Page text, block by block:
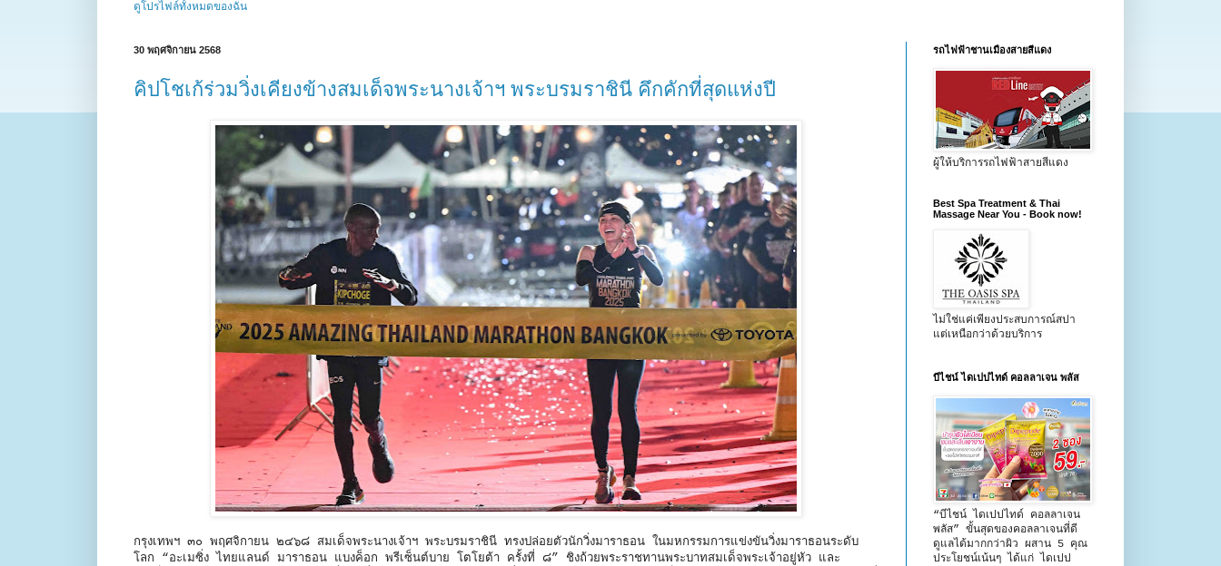
ดูโปรไฟล์ทั้งหมดของฉัน
30 พฤศจิกายน 2568
คิปโชเก้ร่วมวิ่งเคียงข้างสมเด็จพระนางเจ้าฯ พระบรมราชินี คึกคักที่สุดแห่งปี
กรุงเทพฯ ๓๐ พฤศจิกายน ๒๔๖๘ สมเด็จพระนางเจ้าฯ พระบรมราชินี ทรงปล่อยตัวนักวิ่งมาราธอน ในมหกรรมการแข่งขันวิ่งมาราธอนระดับ
โลก “อะเมซิ่ง ไทยแลนด์ มาราธอน แบงค็อก พรีเซ็นต์บาย โตโยต้า ครั้งที่ ๘” ชิงถ้วยพระราชทานพระบาทสมเด็จพระเจ้าอยู่หัว และ
รถไฟฟ้าชานเมืองสายสีแดง
ผู้ให้บริการรถไฟฟ้าสายสีแดง
Best Spa Treatment & Thai
Massage Near You - Book now!
ไม่ใช่แค่เพียงประสบการณ์สปา
แต่เหนือกว่าด้วยบริการ
บีไชน์ ไดเปปไทด์ คอลลาเจน พลัส
“บีไชน์ ไดเปปไทด์ คอลลาเจน
พลัส” ขั้นสุดของคอลลาเจนที่ดี
ดูแลได้มากกว่าผิว ผสาน 5 คุณ
ประโยชน์เน้นๆ ได้แก่ ไดเปป